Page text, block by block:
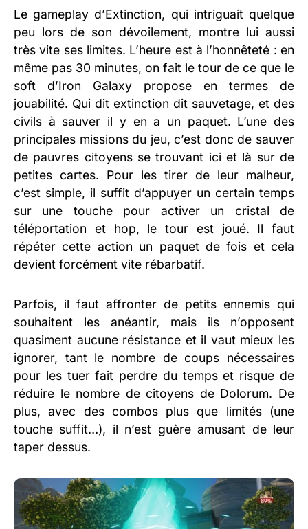
Le gameplay d’Extinction, qui intriguait quelque
peu lors de son dévoilement, montre lui aussi
très vite ses limites. L’heure est à l’honnêteté : en
même pas 30 minutes, on fait le tour de ce que le
soft d’Iron Galaxy propose en termes de
jouabilité. Qui dit extinction dit sauvetage, et des
civils à sauver il y en a un paquet. L’une des
principales missions du jeu, c’est donc de sauver
de pauvres citoyens se trouvant ici et là sur de
petites cartes. Pour les tirer de leur malheur,
c’est simple, il suffit d’appuyer un certain temps
sur une touche pour activer un cristal de
téléportation et hop, le tour est joué. Il faut
répéter cette action un paquet de fois et cela
devient forcément vite rébarbatif.
Parfois, il faut affronter de petits ennemis qui
souhaitent les anéantir, mais ils n’opposent
quasiment aucune résistance et il vaut mieux les
ignorer, tant le nombre de coups nécessaires
pour les tuer fait perdre du temps et risque de
réduire le nombre de citoyens de Dolorum. De
plus, avec des combos plus que limités (une
touche suffit…), il n’est guère amusant de leur
taper dessus.